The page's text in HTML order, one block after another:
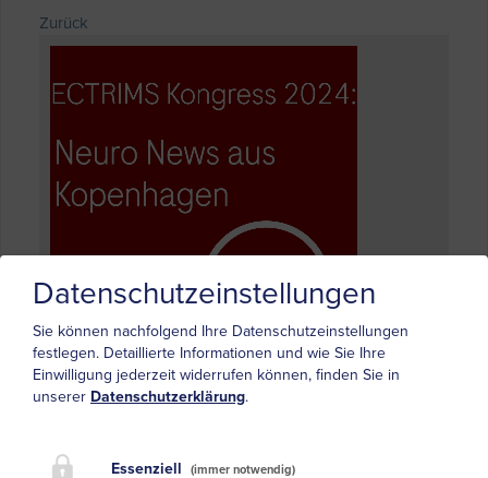
Zurück
Roche erhält CE-Kennzeichnung für neuen
Datenschutzeinstellungen
Sie können nachfolgend Ihre Datenschutzeinstellungen
festlegen. Detaillierte Informationen und wie Sie Ihre
Einwilligung jederzeit widerrufen können, finden Sie in
unserer Datenschutzerklärung.
Essenziell (immer notwendig)